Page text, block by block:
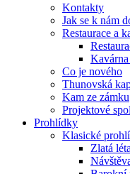
Kontakty
Jak se k nám
Restaurace a
Co je nového
Thunovská
Kam ze zámku
Projektové
Prohlídky
Klasické
Zlatá